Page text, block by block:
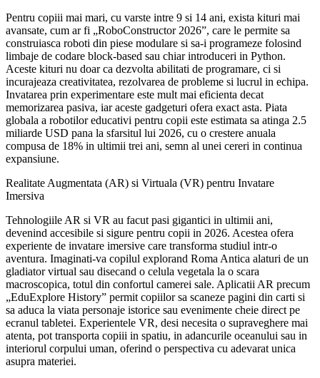
Pentru copiii mai mari, cu varste intre 9 si 14 ani, exista kituri mai
avansate, cum ar fi „RoboConstructor 2026”, care le permite sa
construiasca roboti din piese modulare si sa-i programeze folosind
limbaje de codare block-based sau chiar introduceri in Python.
Aceste kituri nu doar ca dezvolta abilitati de programare, ci si
incurajeaza creativitatea, rezolvarea de probleme si lucrul in echipa.
Invatarea prin experimentare este mult mai eficienta decat
memorizarea pasiva, iar aceste gadgeturi ofera exact asta. Piata
globala a robotilor educativi pentru copii este estimata sa atinga 2.5
miliarde USD pana la sfarsitul lui 2026, cu o crestere anuala
compusa de 18% in ultimii trei ani, semn al unei cereri in continua
expansiune.
Realitate Augmentata (AR) si Virtuala (VR) pentru Invatare
Imersiva
Tehnologiile AR si VR au facut pasi gigantici in ultimii ani,
devenind accesibile si sigure pentru copii in 2026. Acestea ofera
experiente de invatare imersive care transforma studiul intr-o
aventura. Imaginati-va copilul explorand Roma Antica alaturi de un
gladiator virtual sau disecand o celula vegetala la o scara
macroscopica, totul din confortul camerei sale. Aplicatii AR precum
„EduExplore History” permit copiilor sa scaneze pagini din carti si
sa aduca la viata personaje istorice sau evenimente cheie direct pe
ecranul tabletei. Experientele VR, desi necesita o supraveghere mai
atenta, pot transporta copiii in spatiu, in adancurile oceanului sau in
interiorul corpului uman, oferind o perspectiva cu adevarat unica
asupra materiei.